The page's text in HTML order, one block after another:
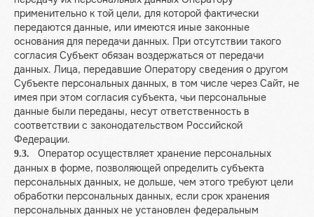
применительно к той цели, для которой фактически
передаются данные, или имеются иные законные
основания для передачи данных. При отсутствии такого
согласия Субъект обязан воздержаться от передачи
данных. Лица, передавшие Оператору сведения о другом
Субъекте персональных данных, в том числе через Сайт, не
имея при этом согласия субъекта, чьи персональные
данные были переданы, несут ответственность в
соответствии с законодательством Российской
Федерации.
9.3. Оператор осуществляет хранение персональных
данных в форме, позволяющей определить субъекта
персональных данных, не дольше, чем этого требуют цели
обработки персональных данных, если срок хранения
персональных данных не установлен федеральным
© 2026 ИП Сафронов Илья
Владимирович, ИНН 773413886164,
ОГРНИП 312774615100840 Москва,
ул. Штурвальная, 3, к.2
Все права защищены.